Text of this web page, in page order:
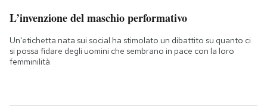
L’invenzione del maschio performativo
Un'etichetta nata sui social ha stimolato un dibattito su quanto ci
si possa fidare degli uomini che sembrano in pace con la loro
femminilità